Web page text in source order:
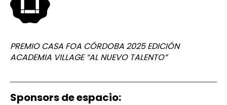
PREMIO CASA FOA CÓRDOBA 2025 EDICIÓN
ACADEMIA VILLAGE “AL NUEVO TALENTO”
Sponsors de espacio: